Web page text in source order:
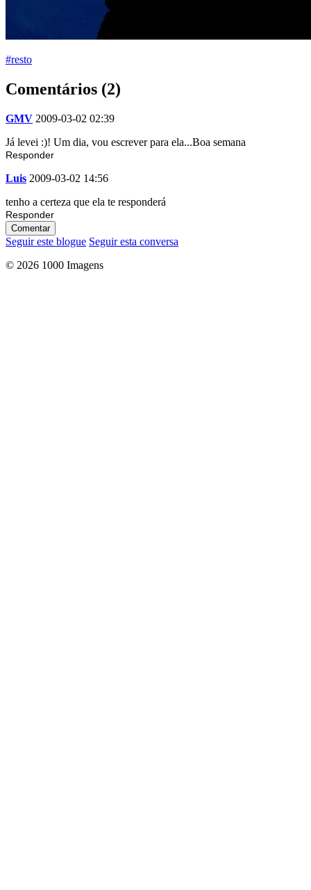
#resto
Comentários (2)
GMV 2009-03-02 02:39
Já levei :)! Um dia, vou escrever para ela...Boa semana
Responder
Luis 2009-03-02 14:56
tenho a certeza que ela te responderá
Responder
Comentar
Seguir este blogue Seguir esta conversa
© 2026 1000 Imagens